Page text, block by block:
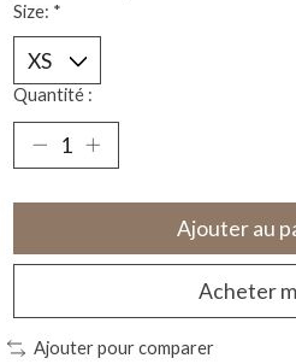
Size: *
Quantité :
Ajouter au
Acheter
Ajouter pour comparer